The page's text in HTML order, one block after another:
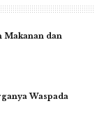
Makanan dan
Waspada